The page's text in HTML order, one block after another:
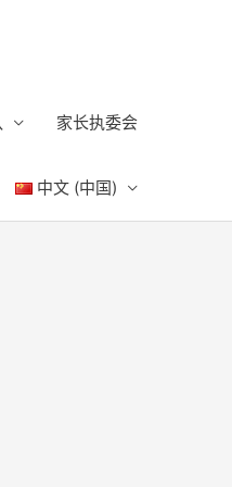
家长执委会
中文 (中国)